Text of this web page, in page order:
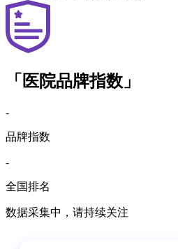
「医院品牌指数」
-
品牌指数
-
全国排名
数据采集中，请持续关注